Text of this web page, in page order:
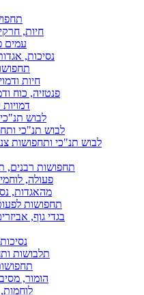
חיות,
עמים
נסיכות,
חיות
פנטזיה, כוח
לבוש
לבוש תנ"כי
לבוש תנ"כי ותחפושות
תחפושות רבנים,
פעולה,
מהאגדות,
תחפושות
בגדי גוף,
תלבושות
הומור,